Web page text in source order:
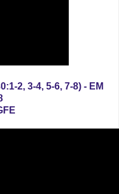
2, 3-4, 5-6, 7-8) - EM